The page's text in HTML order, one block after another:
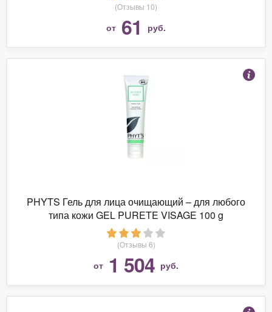
(Отзывы 10)
от 61 руб.
PHYTS Гель для лица очищающий – для любого
типа кожи GEL PURETE VISAGE 100 g
(Отзывы 6)
от 1 504 руб.